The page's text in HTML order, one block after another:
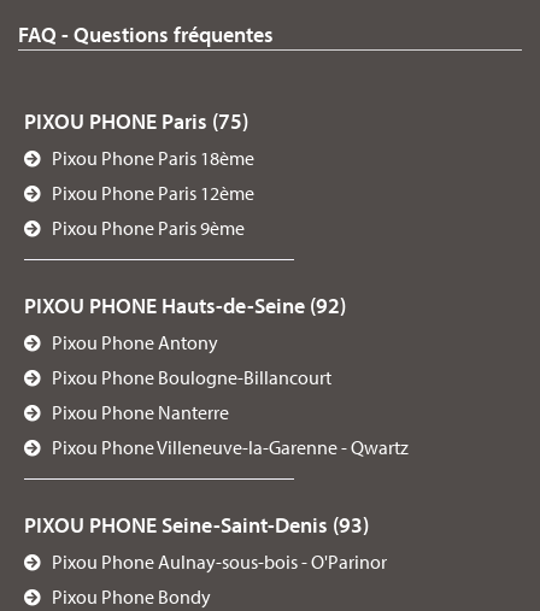
PIXOU PHONE - ENGHIEN-LES-BAINS
06 58 15 15 15
Visitez la page du centre
PIXOU PHONE - ÉZANVILLE
01 39 87 63 27
PIXOU PHONE - L'ESPLANADE - LOUVAIN-LA-NEUVE
Visitez la page du centre
FAQ - Questions fréquentes
PIXOU PHONE Paris (75)
Pixou Phone Paris 18ème
Pixou Phone Paris 12ème
Pixou Phone Paris 9ème
PIXOU PHONE Hauts-de-Seine (92)
Pixou Phone Antony
Pixou Phone Boulogne-Billancourt
Pixou Phone Nanterre
Pixou Phone Villeneuve-la-Garenne - Qwartz
PIXOU PHONE Seine-Saint-Denis (93)
Pixou Phone Aulnay-sous-bois - O'Parinor
Pixou Phone Bondy